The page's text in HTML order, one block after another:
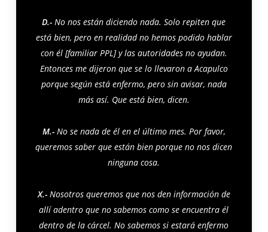
D.- No nos están diciendo nada. Solo repiten que
está bien, pero en realidad no hemos podido hablar
con él [familiar PPL] y las autoridades no ayudan.
Entonces me dijeron que se lo llevaron a Acapulco
porque según está enfermo, pero sinavisar, nada
más así. Que está bien, dicen.
M.-No se nada de él en el último mes. Por favor,
queremos saber que están bien porque no nos dicen
ninguna cosa.
X.-Nosotros queremos que nos den información de
allí adentro que no sabemos como se encuentra él
dentro de la cárcel. No sabemos si estará enfermo